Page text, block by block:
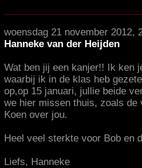
woensdag 21 november 2012,
Hanneke van der Heijden
Wat ben jij een kanjer!! Ik ken
waarbij ik in de klas heb
op,op 15 januari, jullie beide
we hier missen thuis, zoals de
Koen over jou.
Heel veel sterkte voor Bob en
Liefs, Hanneke